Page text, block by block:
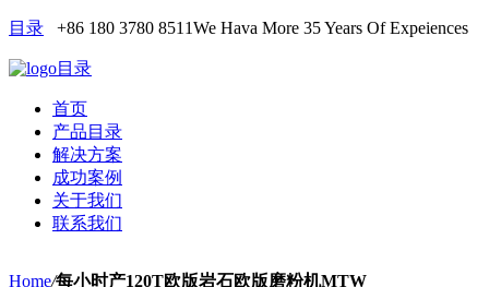
目录 +86 180 3780 8511We Hava More 35 Years Of Expeiences
目录
首页
产品目录
解决方案
成功案例
关于我们
联系我们
Home/每小时产120T欧版岩石欧版磨粉机MTW